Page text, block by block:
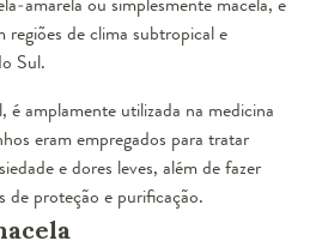
regiões de clima subtropical e
Sul.
é amplamente utilizada na medicina
eram empregados para tratar
e dores leves, além de fazer
de proteção e purificação.